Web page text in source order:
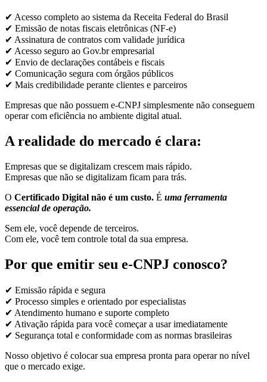
✔ Acesso completo ao sistema da Receita Federal do Brasil
✔ Emissão de notas fiscais eletrônicas (NF-e)
✔ Assinatura de contratos com validade jurídica
✔ Acesso seguro ao Gov.br empresarial
✔ Envio de declarações contábeis e fiscais
✔ Comunicação segura com órgãos públicos
✔ Mais credibilidade perante clientes e parceiros
Empresas que não possuem e-CNPJ simplesmente não conseguem
operar com eficiência no ambiente digital atual.
A realidade do mercado é clara:
Empresas que se digitalizam crescem mais rápido.
Empresas que não se digitalizam ficam para trás.
O Certificado Digital não é um custo. É uma ferramenta
essencial de operação.
Sem ele, você depende de terceiros.
Com ele, você tem controle total da sua empresa.
Por que emitir seu e-CNPJ conosco?
✔ Emissão rápida e segura
✔ Processo simples e orientado por especialistas
✔ Atendimento humano e suporte completo
✔ Ativação rápida para você começar a usar imediatamente
✔ Segurança total e conformidade com as normas brasileiras
Nosso objetivo é colocar sua empresa pronta para operar no nível
que o mercado exige.